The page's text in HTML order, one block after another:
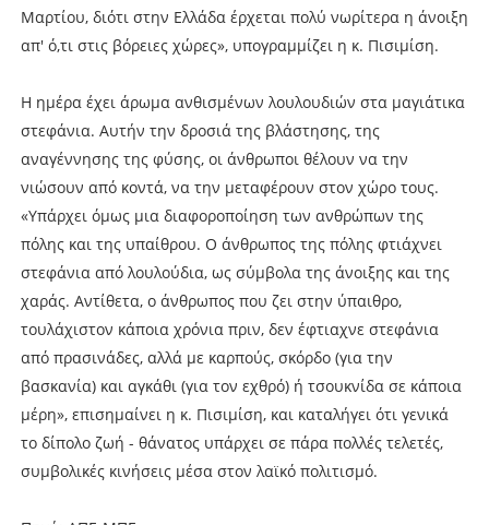
Μαρτίου, διότι στην Ελλάδα έρχεται πολύ νωρίτερα η άνοιξη
απ' ό,τι στις βόρειες χώρες», υπογραμμίζει η κ. Πισιμίση.
Η ημέρα έχει άρωμα ανθισμένων λουλουδιών στα μαγιάτικα
στεφάνια. Αυτήν την δροσιά της βλάστησης, της
αναγέννησης της φύσης, οι άνθρωποι θέλουν να την
νιώσουν από κοντά, να την μεταφέρουν στον χώρο τους.
«Υπάρχει όμως μια διαφοροποίηση των ανθρώπων της
πόλης και της υπαίθρου. Ο άνθρωπος της πόλης φτιάχνει
στεφάνια από λουλούδια, ως σύμβολα της άνοιξης και της
χαράς. Αντίθετα, ο άνθρωπος που ζει στην ύπαιθρο,
τουλάχιστον κάποια χρόνια πριν, δεν έφτιαχνε στεφάνια
από πρασινάδες, αλλά με καρπούς, σκόρδο (για την
βασκανία) και αγκάθι (για τον εχθρό) ή τσουκνίδα σε κάποια
μέρη», επισημαίνει η κ. Πισιμίση, και καταλήγει ότι γενικά
το δίπολο ζωή - θάνατος υπάρχει σε πάρα πολλές τελετές,
συμβολικές κινήσεις μέσα στον λαϊκό πολιτισμό.